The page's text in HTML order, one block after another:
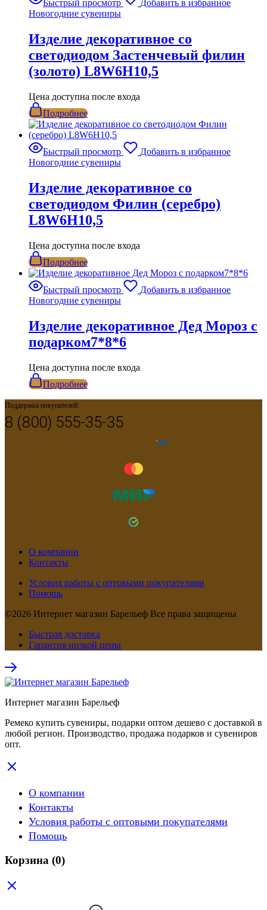
Быстрый просмотр
Добавить в избранное
Новогодние сувениры
Изделие декоративное со
светодиодом Застенчевый филин
(золото) L8W6H10,5
Цена доступна после входа
Подробнее
Быстрый просмотр
Добавить в избранное
Новогодние сувениры
Изделие декоративное со
светодиодом Филин (серебро)
L8W6H10,5
Цена доступна после входа
Подробнее
Быстрый просмотр
Добавить в избранное
Новогодние сувениры
Изделие декоративное Дед Мороз с
подарком7*8*6
Цена доступна после входа
Подробнее
Поддержка покупателей
8 (800) 555-35-35
О компании
Контакты
Условия работы с оптовыми покупателями
Помощь
©2026 Интернет магазин Барельеф Все права защищены
Быстрая доставка
Гарантия низкой цены
Интернет магазин Барельеф
Ремеко купить сувениры, подарки оптом дешево с доставкой в
любой регион. Производство, продажа подарков и сувениров
опт.
О компании
Контакты
Условия работы с оптовыми покупателями
Помощь
Корзина (0)